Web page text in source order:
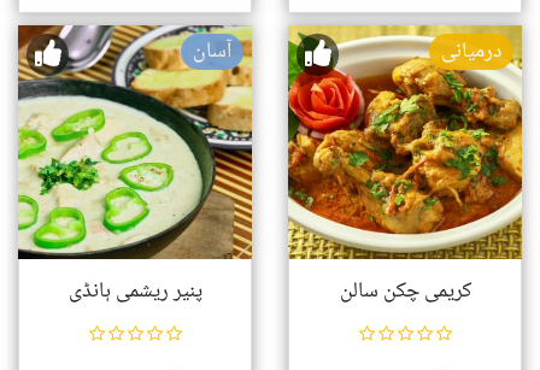
آسان
پنیر ریشمی ہانڈی
درمیانی
کریمی چکن سالن